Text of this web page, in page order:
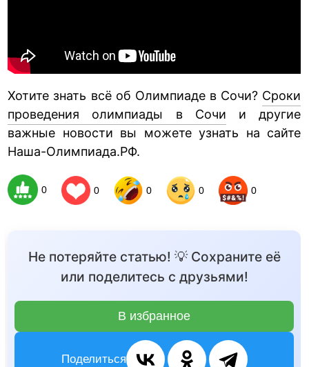
Хотите знать всё об Олимпиаде в Сочи? Сроки
проведения олимпиады в Сочи и другие
важные новости вы можете узнать на сайте
Наша-Олимпиада.РФ.
0 0 0 0 0
Не потеряйте статью! 💡 Сохраните её
или поделитесь с друзьями!
В избранное
Поделиться